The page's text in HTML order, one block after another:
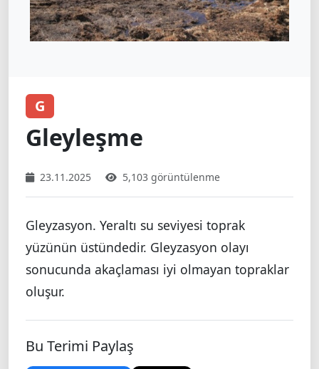
G
Gleyleşme
23.11.2025 5,103 görüntülenme
Gleyzasyon. Yeraltı su seviyesi toprak
yüzünün üstündedir. Gleyzasyon olayı
sonucunda akaçlaması iyi olmayan topraklar
oluşur.
Bu Terimi Paylaş